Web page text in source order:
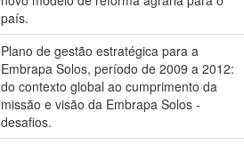
país.
Plano de gestão estratégica para a
Embrapa Solos, período de 2009 a 2012:
do contexto global ao cumprimento da
missão e visão da Embrapa Solos -
desafios.